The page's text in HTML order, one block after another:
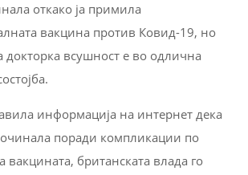
откако ја примила
вакцина против Ковид-19, но
докторка всушност е во одлична
информација на интернет дека
поради компликации по
британската влада го